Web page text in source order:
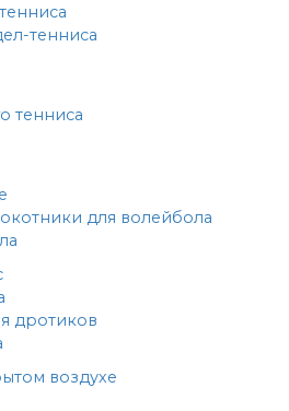
тенниса
тенниса
для волейбола
дротиков
воздухе